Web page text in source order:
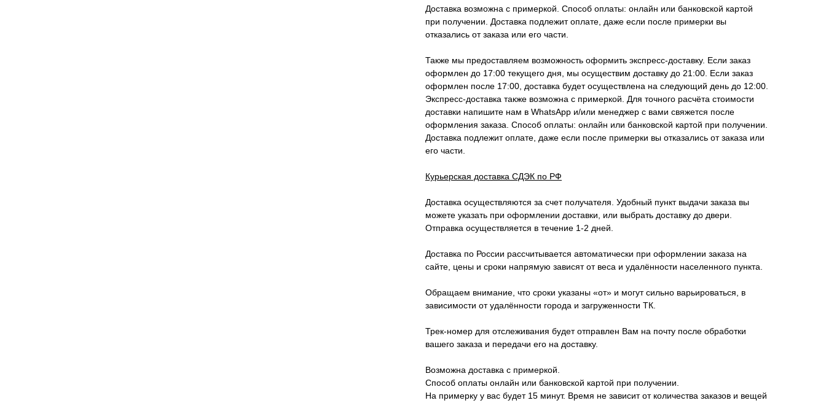
Доставка возможна с примеркой. Способ оплаты: онлайн или банковской картой
при получении. Доставка подлежит оплате, даже если после примерки вы
отказались от заказа или его части.
Также мы предоставляем возможность оформить экспресс-доставку. Если заказ
оформлен до 17:00 текущего дня, мы осуществим доставку до 21:00. Если заказ
оформлен после 17:00, доставка будет осуществлена на следующий день до 12:00.
Экспресс-доставка также возможна с примеркой. Для точного расчёта стоимости
доставки напишите нам в WhatsApp и/или менеджер с вами свяжется после
оформления заказа. Способ оплаты: онлайн или банковской картой при получении.
Доставка подлежит оплате, даже если после примерки вы отказались от заказа или
его части.
Курьерская доставка СДЭК по РФ
Доставка осуществляются за счет получателя. Удобный пункт выдачи заказа вы
можете указать при оформлении доставки, или выбрать доставку до двери.
Отправка осуществляется в течение 1-2 дней.
Доставка по России рассчитывается автоматически при оформлении заказа на
сайте, цены и сроки напрямую зависят от веса и удалённости населенного пункта.
Обращаем внимание, что сроки указаны «от» и могут сильно варьироваться, в
зависимости от удалённости города и загруженности ТК.
Трек-номер для отслеживания будет отправлен Вам на почту после обработки
вашего заказа и передачи его на доставку.
Возможна доставка с примеркой.
Способ оплаты онлайн или банковской картой при получении.
На примерку у вас будет 15 минут. Время не зависит от количества заказов и вещей